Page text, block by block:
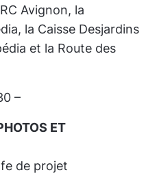
Avignon, la
la Caisse Desjardins
et la Route des
–
ET
de projet